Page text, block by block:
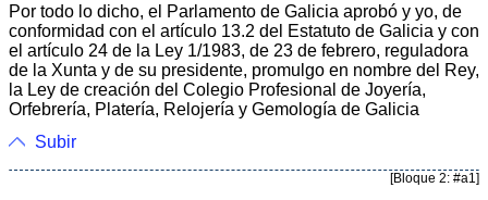
Por todo lo dicho, el Parlamento de Galicia aprobó y yo, de
conformidad con el artículo 13.2 del Estatuto de Galicia y con
el artículo 24 de la Ley 1/1983, de 23 de febrero, reguladora
de la Xunta y de su presidente, promulgo en nombre del Rey,
la Ley de creación del Colegio Profesional de Joyería,
Orfebrería, Platería, Relojería y Gemología de Galicia
Subir
[Bloque 2: #a1]